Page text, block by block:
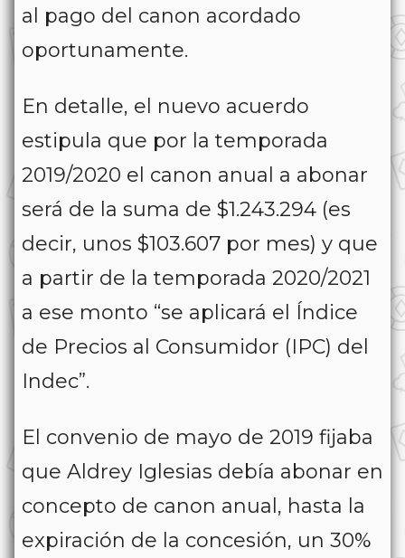
al pago del canon acordado
oportunamente.
En detalle, el nuevo acuerdo
estipula que por la temporada
2019/2020 el canon anual a abonar
será de la suma de $1.243.294 (es
decir, unos $103.607 por mes) y que
a partir de la temporada 2020/2021
a ese monto “se aplicará el Índice
de Precios al Consumidor (IPC) del
Indec”.
El convenio de mayo de 2019 fijaba
que Aldrey Iglesias debía abonar en
concepto de canon anual, hasta la
expiración de la concesión, un 30%